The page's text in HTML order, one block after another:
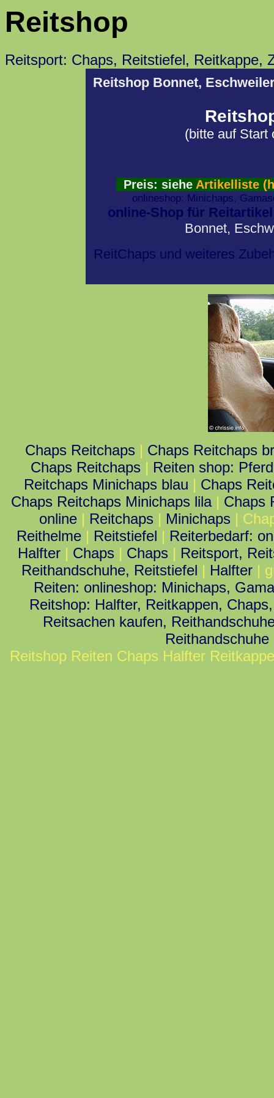
Reitshop
Reitsport: Chaps, Reitstiefel, Reitkappe,
Reitshop Bonnet,
(bitte auf Start
Preis: siehe Artikelliste
onlineshop: Minichaps,
online-Shop für
Bonnet,
ReitChaps und weiteres
Chaps Reitchaps | Chaps Reitchaps
Chaps Reitchaps | Reiten shop:
Reitchaps Minichaps blau | Chaps
Chaps Reitchaps Minichaps lila| Chaps
online | Reitchaps | Minichaps |
Reithelme | Reitstiefel | Reiterbedarf:
Halfter| Chaps | Chaps | Reitsport,
Reithandschuhe, Reitstiefel | Halfter |
Reiten: onlineshop: Minichaps,
Reitshop: Halfter, Reitkappen,
Reitsachen kaufen,
Reitshop Reiten Chaps Halfter